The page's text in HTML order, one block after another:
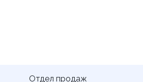
Отдел продаж